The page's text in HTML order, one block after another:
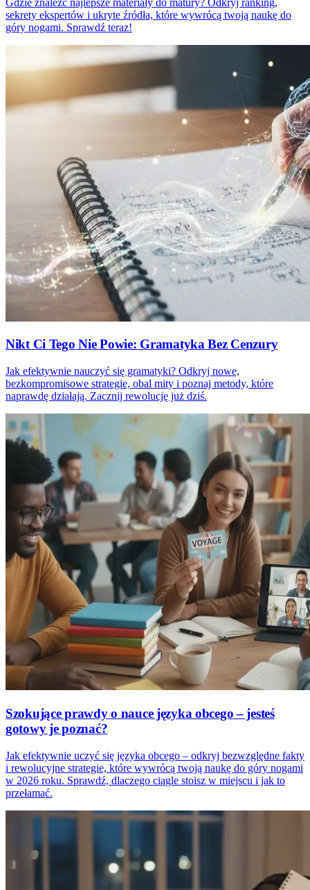
sekrety ekspertów i ukryte źródła, które wywrócą twoją naukę do
góry nogami. Sprawdź teraz!
Nikt Ci Tego Nie Powie: Gramatyka Bez Cenzury
Jak efektywnie nauczyć się gramatyki? Odkryj nowe,
bezkompromisowe strategie, obal mity i poznaj metody, które
naprawdę działają. Zacznij rewolucję już dziś.
Szokujące prawdy o nauce języka obcego – jesteś
gotowy je poznać?
Jak efektywnie uczyć się języka obcego – odkryj bezwzględne fakty
i rewolucyjne strategie, które wywrócą twoją naukę do góry nogami
w 2026 roku. Sprawdź, dlaczego ciągle stoisz w miejscu i jak to
przełamać.